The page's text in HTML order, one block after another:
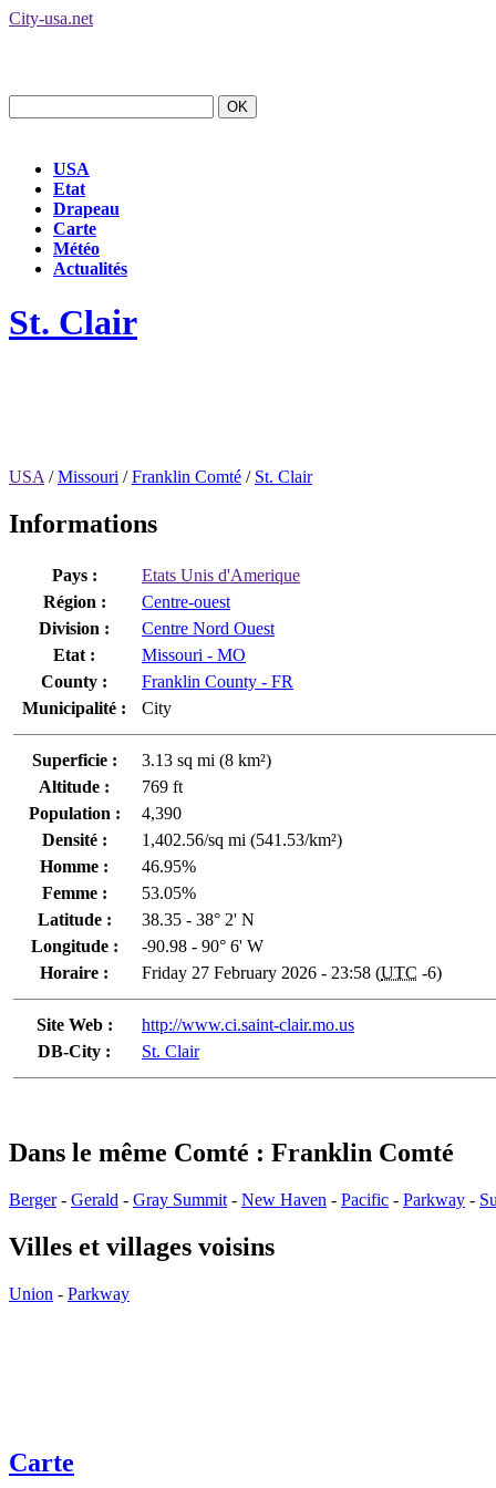
City-usa.net
USA
Etat
Drapeau
Carte
Météo
Actualités
St. Clair
USA /Missouri /Franklin Comté / St. Clair
Informations
Pays :
Etats Unis d'Amerique
Région :
Centre-ouest
Division :
Centre Nord Ouest
Etat :
Missouri - MO
County :
Franklin County - FR
Municipalité :
City
Superficie :
3.13 sq mi (8 km²)
Altitude :
769 ft
Population :
4,390
Densité :
1,402.56/sq mi (541.53/km²)
Homme :
46.95%
Femme :
53.05%
Latitude :
38.35 - 38° 2' N
Longitude :
-90.98 - 90° 6' W
Horaire :
Friday 27 February 2026 - 23:58 (UTC -6)
Site Web :
http://www.ci.saint-clair.mo.us
DB-City :
St. Clair
Dans le même Comté : Franklin Comté
Berger- Gerald - Gray Summit - New Haven - Pacific - Parkway -
Villes et villages voisins
Union - Parkway
Carte